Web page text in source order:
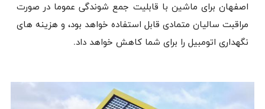
اصفهان برای ماشین با قابلیت جمع شوندگی عموما در صورت
مراقبت سالیان متمادی قابل استفاده خواهد بود، و هزینه های
نگهداری اتومبیل را برای شما کاهش خواهد داد.